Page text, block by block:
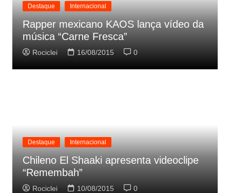
Destaque Internacional
Rapper mexicano KAOS lança vídeo da
música “Carne Fresca”
Rociclei 16/08/2015 0
Destaque Internacional
Chileno El Shaaki apresenta videoclipe
“Remembah”
Rociclei 10/08/2015 0